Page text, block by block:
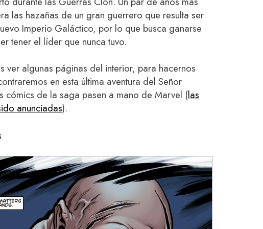
las hazañas de un gran guerrero que resulta ser
Imperio Galáctico, por lo que busca ganarse
tener el líder que nunca tuvo.
ver algunas páginas del interior, para hacernos
en esta última aventura del Señor
cómics de la saga pasen a mano de Marvel (las
anunciadas).